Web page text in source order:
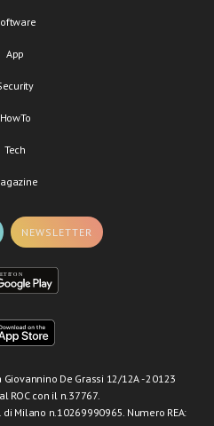
App
HowTo
Tech
NEWSLETTER
Giovannino De Grassi 12/12A - 20123
ROC con il n.37767.
di Milano n.10269990965. Numero REA: